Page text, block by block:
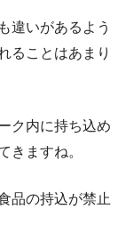
違いがあるよう
ることはあまり
ク内に持ち込め
きますね。
品の持込が禁止